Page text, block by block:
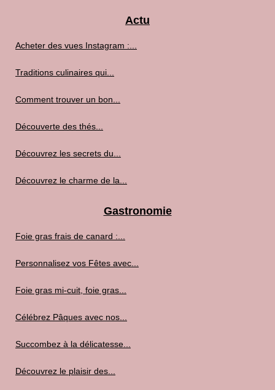
Actu
Acheter des vues Instagram :...
Traditions culinaires qui...
Comment trouver un bon...
Découverte des thés...
Découvrez les secrets du...
Découvrez le charme de la...
Gastronomie
Foie gras frais de canard :...
Personnalisez vos Fêtes avec...
Foie gras mi-cuit, foie gras...
Célébrez Pâques avec nos...
Succombez à la délicatesse...
Découvrez le plaisir des...